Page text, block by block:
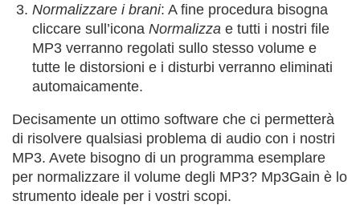
Normalizzare i brani: A fine procedura bisogna
cliccare sull’icona Normalizza e tutti i nostri file
MP3 verranno regolati sullo stesso volume e
tutte le distorsioni e i disturbi verranno eliminati
automaicamente.
Decisamente un ottimo software che ci permetterà
di risolvere qualsiasi problema di audio con i nostri
MP3. Avete bisogno di un programma esemplare
per normalizzare il volume degli MP3? Mp3Gain è lo
strumento ideale per i vostri scopi.